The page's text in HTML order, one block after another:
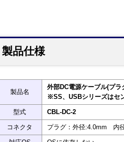
製品仕様
製品名
外部DC電源ケーブル(プ
※SS、USBシリーズはセ
型式 CBL-DC-2
コネクタ プラグ：外径:4.0mm 内